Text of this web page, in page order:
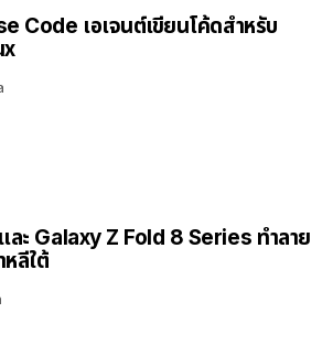
Code เอเจนต์เขียนโค้ดสำหรับ
ะ Galaxy Z Fold 8 Series ทำลาย
ลีใต้